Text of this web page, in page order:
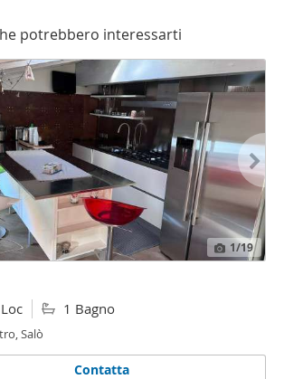
potrebbero interessarti
1/19
1 Bagno
Salò
Contatta